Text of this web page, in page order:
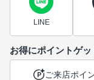
LINE
お得にポイントゲッ
ご来店ポイ